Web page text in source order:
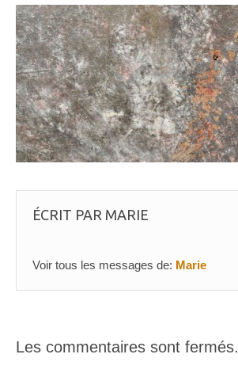
ÉCRIT PAR MARIE
Voir tous les messages de: Marie
Les commentaires sont fermés.